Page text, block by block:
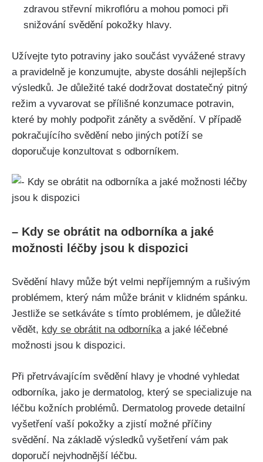
zdravou střevní mikroflóru a mohou pomoci při
snižování⁢ svědění​ pokožky ‌hlavy.
Užívejte tyto potraviny jako součást vyvážené stravy
a pravidelně‌ je‌ konzumujte,⁣ abyste dosáhli nejlepších
výsledků.⁣ Je ⁤důležité také dodržovat‌ dostatečný pitný
režim a ⁤vyvarovat se přílišné konzumace potravin,
které ​by mohly⁤ podpořit záněty ​a⁤ svědění. V případě
pokračujícího svědění nebo jiných⁢ potíží se
doporučuje ​konzultovat s odborníkem.
– Kdy se obrátit na odborníka‌ a⁤ jaké
možnosti léčby jsou k dispozici
Svědění hlavy může být velmi nepříjemným ⁣a rušivým
⁣problémem, který ‌nám může‍ bránit v klidném spánku.⁢
Jestliže se setkáváte s⁤ tímto problémem, je důležité
vědět, kdy ‍se ‍obrátit‌ na odborníkaa ⁣jaké léčebné ​
možnosti jsou k⁤ dispozici.
Při přetrvávajícím svědění hlavy⁤ je vhodné vyhledat
odborníka, jako je dermatolog, který‌ se‍ specializuje na‍
léčbu kožních problémů. Dermatolog⁣ provede detailní
vyšetření vaší pokožky​ a zjistí možné příčiny
svědění. Na základě výsledků ⁢vyšetření vám pak
doporučí nejvhodnější⁢ léčbu.